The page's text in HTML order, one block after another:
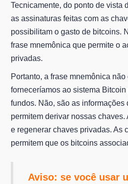
Tecnicamente, do ponto de vista
as assinaturas feitas com as
possibilitam o gasto de bitcoins.
frase mnemônica que permite o
privadas.
Portanto, a frase mnemônica
forneceríamos ao sistema
fundos. Não, são as informações
permitem derivar nossas
e regenerar chaves privadas. As
permitem que os bitcoins
Aviso: se você usar